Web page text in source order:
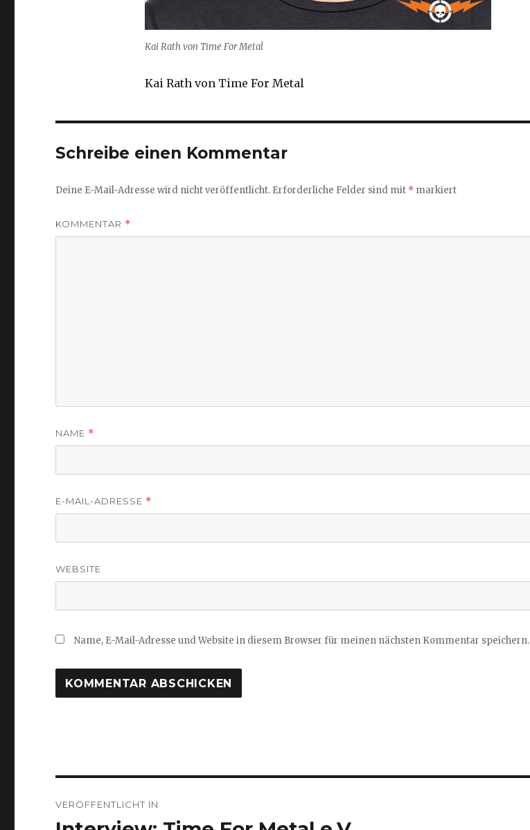
Kai Rath von Time For Metal
Kai Rath von Time For Metal
Schreibe einen Kommentar
Deine E-Mail-Adresse wird nicht veröffentlicht. Erforderliche Felder sind mit * markiert
KOMMENTAR *
NAME *
E-MAIL-ADRESSE *
WEBSITE
Name, E-Mail-Adresse und Website in diesem Browser für meinen nächsten Kommentar speichern.
VERÖFFENTLICHT IN